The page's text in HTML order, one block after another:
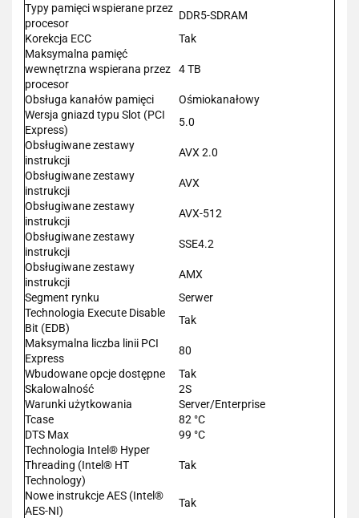
Typy pamięci wspierane przez
procesor
DDR5-SDRAM
Korekcja ECC
Tak
Maksymalna pamięć
wewnętrzna wspierana przez
procesor
4 TB
Obsługa kanałów pamięci
Ośmiokanałowy
Wersja gniazd typu Slot (PCI
Express)
5.0
Obsługiwane zestawy
instrukcji
AVX 2.0
Obsługiwane zestawy
instrukcji
AVX
Obsługiwane zestawy
instrukcji
AVX-512
Obsługiwane zestawy
instrukcji
SSE4.2
Obsługiwane zestawy
instrukcji
AMX
Segment rynku
Serwer
Technologia Execute Disable
Bit (EDB)
Tak
Maksymalna liczba linii PCI
Express
80
Wbudowane opcje dostępne
Tak
Skalowalność
2S
Warunki użytkowania
Server/Enterprise
Tcase
82 °C
DTS Max
99 °C
Technologia Intel® Hyper
Threading (Intel® HT
Technology)
Tak
Nowe instrukcje AES (Intel®
AES-NI)
Tak